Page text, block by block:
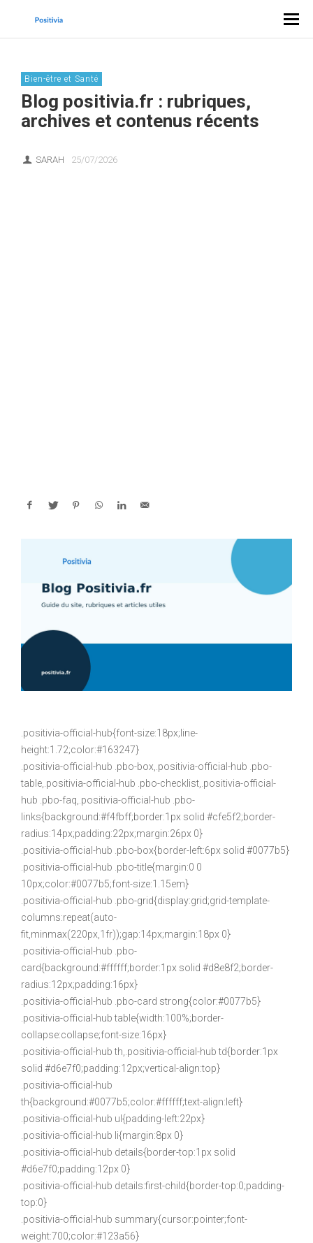
Bien-être et Santé
Blog positivia.fr : rubriques,
archives et contenus récents
SARAH 25/07/2026
.positivia-official-hub{font-size:18px;line-
height:1.72;color:#163247}
.positivia-official-hub .pbo-box,.positivia-official-hub .pbo-
table,.positivia-official-hub .pbo-checklist,.positivia-official-
hub .pbo-faq,.positivia-official-hub .pbo-
links{background:#f4fbff;border:1px solid #cfe5f2;border-
radius:14px;padding:22px;margin:26px 0}
.positivia-official-hub .pbo-box{border-left:6px solid #0077b5}
.positivia-official-hub .pbo-title{margin:0 0
10px;color:#0077b5;font-size:1.15em}
.positivia-official-hub .pbo-grid{display:grid;grid-template-
columns:repeat(auto-
fit,minmax(220px,1fr));gap:14px;margin:18px 0}
.positivia-official-hub .pbo-
card{background:#ffffff;border:1px solid #d8e8f2;border-
radius:12px;padding:16px}
.positivia-official-hub .pbo-card strong{color:#0077b5}
.positivia-official-hub table{width:100%;border-
collapse:collapse;font-size:16px}
.positivia-official-hub th,.positivia-official-hub td{border:1px
solid #d6e7f0;padding:12px;vertical-align:top}
.positivia-official-hub
th{background:#0077b5;color:#ffffff;text-align:left}
.positivia-official-hub ul{padding-left:22px}
.positivia-official-hub li{margin:8px 0}
.positivia-official-hub details{border-top:1px solid
#d6e7f0;padding:12px 0}
.positivia-official-hub details:first-child{border-top:0;padding-
top:0}
.positivia-official-hub summary{cursor:pointer;font-
weight:700;color:#123a56}